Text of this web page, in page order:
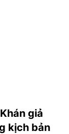
giả
kịch bản